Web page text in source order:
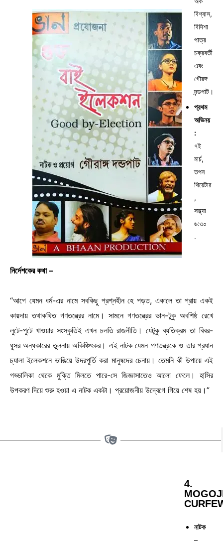
বিশ্বাস,
বিদিশা
পাত্র
চক্রবর্তী
এবং
গৌরঙ্গ
দন্ডপাট।
প্রথম
অভিনয়
:
৭ই
মার্চ,
তপন
থিয়েটার
,
সন্ধ্যা
৬:৩০
.
নির্দেশকের কথা –
“আগে যেমন ধর্ম-এর নামে সবকিছু প্রশ্নহীন হে পড়ত, একালে তা প্রায় একই
কায়দায় তথাকথিত গণতন্ত্রের নামে। সামনে গণতন্ত্রের ভান-টুকু অবশিষ্ঠ রেখে
লুটে-পুটে খাওয়ার সংস্কৃতিই এখন চলতি রাজনীতি। যেটুকু ব্যতিক্রম তা বিবর-
ধূসর অন্ধকারের তুলনায় অকিঞ্চিৎকর। এই নাটক যেমন গণতন্ত্রকে ও তার প্রধান
চ্যালা ইলেকশনে ভাঙিয়ে উদরপূর্তি করা মানুষদের চেনায়। তেমনি কী উপায়ে এই
গড্ডালিকা থেকে মুক্তি মিলতে পারে-সে জিজ্ঞাসাতেও আলো ফেলে। হাসির
উপকরণ দিয়ে শুরু হওয়া এ নাটক একটা। প্রয়োজনীয় উদ্বেগে গিয়ে শেষ হয়।”
4.
নাটক
–